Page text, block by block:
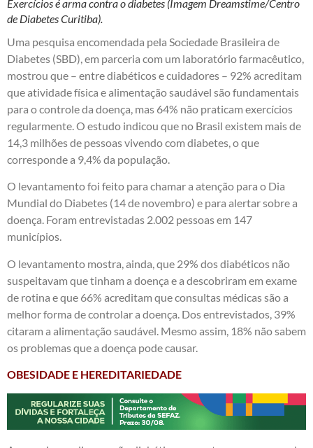
Exercícios é arma contra o diabetes (Imagem Dreamstime/Centro
de Diabetes Curitiba).
Uma pesquisa encomendada pela Sociedade Brasileira de
Diabetes (SBD), em parceria com um laboratório farmacêutico,
mostrou que – entre diabéticos e cuidadores – 92% acreditam
que atividade física e alimentação saudável são fundamentais
para o controle da doença, mas 64% não praticam exercícios
regularmente. O estudo indicou que no Brasil existem mais de
14,3 milhões de pessoas vivendo com diabetes, o que
corresponde a 9,4% da população.
O levantamento foi feito para chamar a atenção para o Dia
Mundial do Diabetes (14 de novembro) e para alertar sobre a
doença. Foram entrevistadas 2.002 pessoas em 147
municípios.
O levantamento mostra, ainda, que 29% dos diabéticos não
suspeitavam que tinham a doença e a descobriram em exame
de rotina e que 66% acreditam que consultas médicas são a
melhor forma de controlar a doença. Dos entrevistados, 39%
citaram a alimentação saudável. Mesmo assim, 18% não sabem
os problemas que a doença pode causar.
OBESIDADE E HEREDITARIEDADE